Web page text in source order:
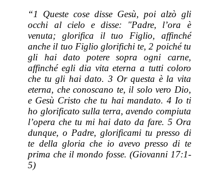
“1 Queste cose disse Gesù, poi alzò gli
occhi al cielo e disse: "Padre, l’ora è
venuta; glorifica il tuo Figlio, affinché
anche il tuo Figlio glorifichi te, 2 poiché tu
gli hai dato potere sopra ogni carne,
affinché egli dia vita eterna a tutti coloro
che tu gli hai dato. 3 Or questa è la vita
eterna, che conoscano te, il solo vero Dio,
e Gesù Cristo che tu hai mandato. 4 Io ti
ho glorificato sulla terra, avendo compiuta
l’opera che tu mi hai dato da fare. 5 Ora
dunque, o Padre, glorificami tu presso di
te della gloria che io avevo presso di te
prima che il mondo fosse. (Giovanni 17:1-
5)